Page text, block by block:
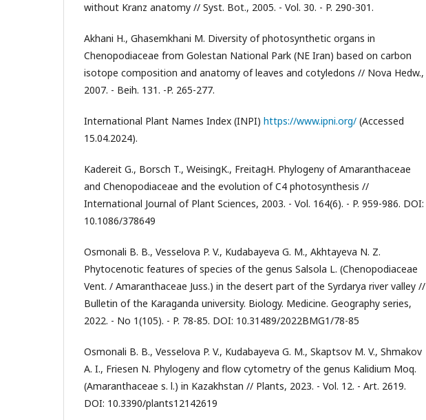
without Kranz anatomy // Syst. Bot., 2005. - Vol. 30. - P. 290-301.
Akhani H., Ghasemkhani M. Diversity of photosynthetic organs in
Chenopodiaceae from Golestan National Park (NE Iran) based on carbon
isotope composition and anatomy of leaves and cotyledons // Nova Hedw.,
2007. - Beih. 131. -P. 265-277.
International Plant Names Index (INPI) https://www.ipni.org/ (Accessed
15.04.2024).
Kadereit G., Borsch T., WeisingK., FreitagH. Phylogeny of Amaranthaceae
and Chenopodiaceae and the evolution of C4 photosynthesis //
International Journal of Plant Sciences, 2003. - Vol. 164(6). - P. 959-986. DOI:
10.1086/378649
Osmonali B. B., Vesselova P. V., Kudabayeva G. M., Akhtayeva N. Z.
Phytocenotic features of species of the genus Salsola L. (Chenopodiaceae
Vent. / Amaranthaceae Juss.) in the desert part of the Syrdarya river valley //
Bulletin of the Karaganda university. Biology. Medicine. Geography series,
2022. - No 1(105). - P. 78-85. DOI: 10.31489/2022BMG1/78-85
Osmonali B. B., Vesselova P. V., Kudabayeva G. M., Skaptsov M. V., Shmakov
A. I., Friesen N. Phylogeny and flow cytometry of the genus Kalidium Moq.
(Amaranthaceae s. l.) in Kazakhstan // Plants, 2023. - Vol. 12. - Art. 2619.
DOI: 10.3390/plants12142619